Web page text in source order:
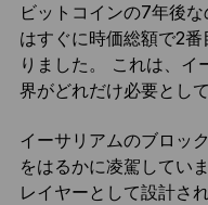
ビットコインの7年後
はすぐに時価総額で2
りました。 これは、イ
界がどれだけ必要とし
イーサリアムのブロッ
をはるかに凌駕してい
レイヤーとして設計さ